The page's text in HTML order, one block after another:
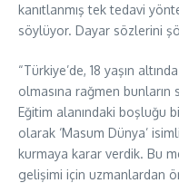
kanıtlanmış tek tedavi
söylüyor. Dayar sözlerini
“Türkiye’de, 18 yaşın
olmasına rağmen bunların
Eğitim alanındaki boşluğu
olarak ‘Masum Dünya’
kurmaya karar verdik. Bu
gelişimi için uzmanlardan